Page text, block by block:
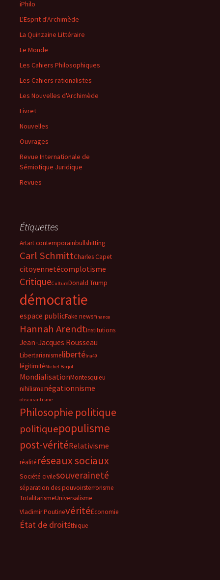
iPhilo
L'Esprit d'Archimède
La Quinzaine Littéraire
Le Monde
Les Cahiers Philosophiques
Les Cahiers rationalistes
Les Nouvelles d'Archimède
Livret
Nouvelles
Ouvrages
Revue Internationale de
Sémiotique Juridique
Revues
Étiquettes
Artart contemporainbullshitting
Carl SchmittCharles Capet
citoyennetécomplotisme
CritiqueCultureDonald Trump
démocratie
espace publicFake newsFinance
Hannah ArendtInstitutions
Jean-Jacques Rousseau
Libertarianismelibertélna49
légitimitéMichel Barjol
MondialisationMontesquieu
nihilismenégationnisme
obscurantisme
Philosophie politique
politiquepopulisme
post-véritéRelativisme
réalitéréseaux sociaux
Société civilesouveraineté
séparation des pouvoirsterrorisme
TotalitarismeUniversalisme
Vladimir PoutinevéritéÉconomie
État de droitÉthique